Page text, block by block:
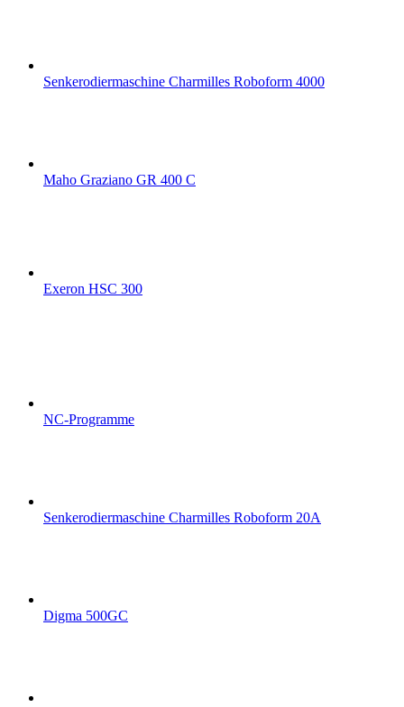
Senkerodiermaschine Charmilles Roboform 4000
Maho Graziano GR 400 C
Exeron HSC 300
NC-Programme
Senkerodiermaschine Charmilles Roboform 20A
Digma 500GC